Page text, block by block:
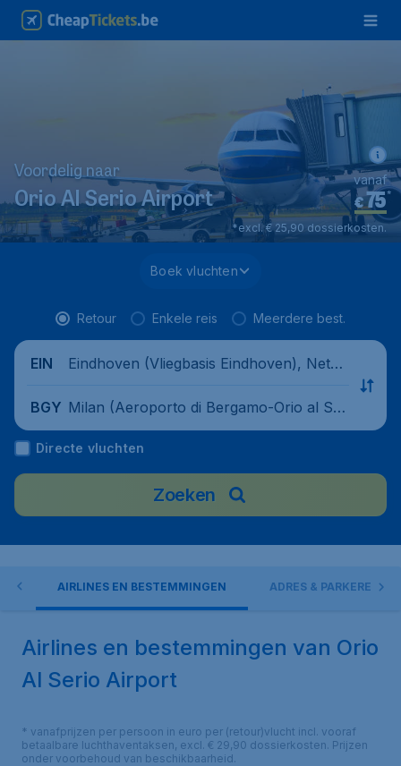
Voordelig naar
Orio Al Serio Airport €75*
vanaf
*excl. € 25,90 dossierkosten.
Boek vluchten
Retour Enkele reis Meerdere best.
EIN
Eindhoven (Vliegbasis Eindhoven), Nethe
BGY Milan (Aeroporto di Bergamo-Orio al Ser
io), Italy
Directe vluchten
Zoeken
AIRLINES EN BESTEMMINGEN ADRES & PARKEREN
Airlines en bestemmingen van Orio
Al Serio Airport
* vanafprijzen per persoon in euro per (retour)vlucht incl. vooraf
betaalbare luchthaventaksen, excl. € 29,90 dossierkosten. Prijzen
onder voorbehoud van beschikbaarheid.